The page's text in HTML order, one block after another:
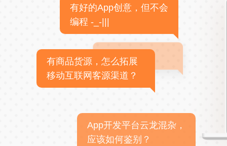
有好的App创意，但不会
编程 -_-|||
有商品货源，怎么拓展
移动互联网客源渠道？
App开发平台云龙混杂，
应该如何鉴别？